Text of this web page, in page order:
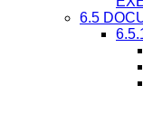
6.5